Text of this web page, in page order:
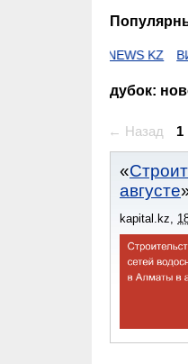
I-NEWS KZ
дубок:
← Назад 1
августе
kapital.kz,